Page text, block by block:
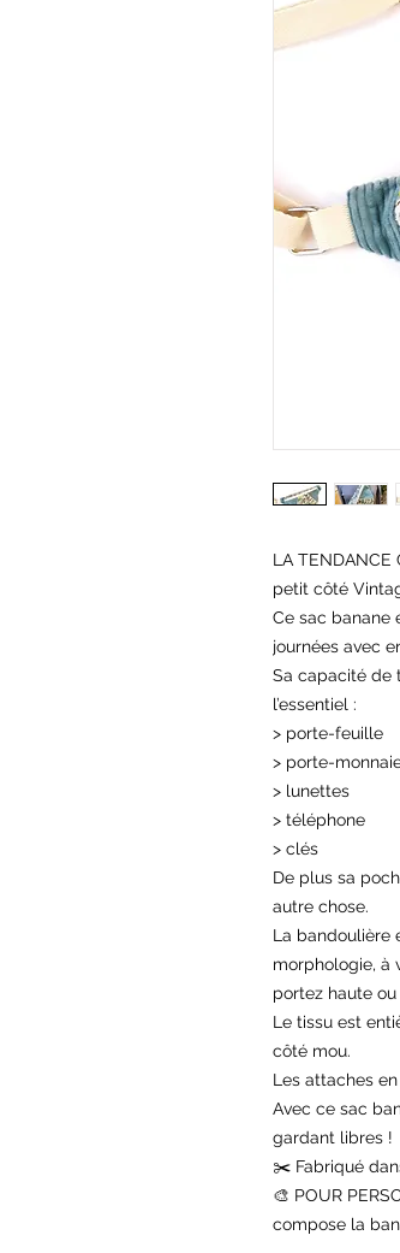
LA
petit côté
Ce sac banane
journées avec
Sa capacité de
l’essentiel :
> porte-feuille
> porte-
> lunettes
> téléphone
> clés
De plus sa
autre chose.
La bandoulière
morphologie, à
portez haute ou
Le tissu est
côté mou.
Les attaches
Avec ce sac
gardant libres !
✂️ Fabriqué
🎨 POUR
compose la